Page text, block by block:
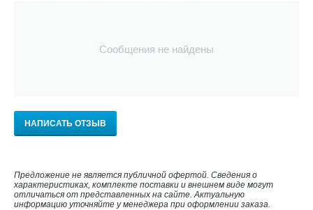
Сообщения не найдены
НАПИСАТЬ ОТЗЫВ
Предложение не является публичной офертой. Сведения о
характеристиках, комплекте поставки и внешнем виде могут
отличаться от представленных на сайте. Актуальную
информацию уточняйте у менеджера при оформлении заказа.